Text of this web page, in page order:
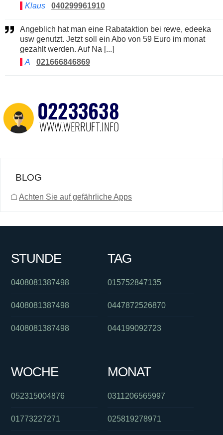
Klaus
040299961910
Angeblich hat man eine Rabataktion bei rewe, edeeka
usw genutzt. Jetzt soll ein Abo von 59 Euro im monat
gezahlt werden. Auf Na [...]
A
021666846869
BLOG
☖ Achten Sie auf gefährliche Apps
STUNDE
0408081387498
0408081387498
0408081387498
TAG
015752847135
0447872526870
044199092723
WOCHE
052315004876
01773227271
MONAT
0311206565997
025819278971